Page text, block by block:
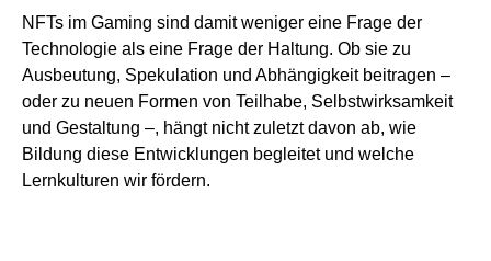
NFTs im Gaming sind damit weniger eine Frage der
Technologie als eine Frage der Haltung. Ob sie zu
Ausbeutung, Spekulation und Abhängigkeit beitragen –
oder zu neuen Formen von Teilhabe, Selbstwirksamkeit
und Gestaltung –, hängt nicht zuletzt davon ab, wie
Bildung diese Entwicklungen begleitet und welche
Lernkulturen wir fördern.